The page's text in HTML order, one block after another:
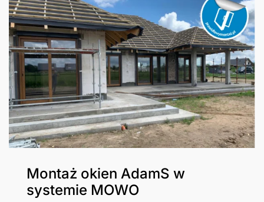
Montaż okien AdamS w
systemie MOWO